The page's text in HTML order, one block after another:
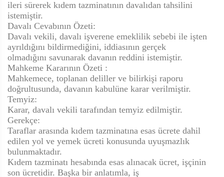
ileri sürerek kıdem tazminatının davalıdan tahsilini
istemiştir.
Davalı Cevabının Özeti:
Davalı vekili, davalı işverene emeklilik sebebi ile işten
ayrıldığını bildirmediğini, iddiasının gerçek
olmadığını savunarak davanın reddini istemiştir.
Mahkeme Kararının Özeti :
Mahkemece, toplanan deliller ve bilirkişi raporu
doğrultusunda, davanın kabulüne karar verilmiştir.
Temyiz:
Karar, davalı vekili tarafından temyiz edilmiştir.
Gerekçe:
Taraflar arasında kıdem tazminatına esas ücrete dahil
edilen yol ve yemek ücreti konusunda uyuşmazlık
bulunmaktadır.
Kıdem tazminatı hesabında esas alınacak ücret, işçinin
son ücretidir. Başka bir anlatımla, iş